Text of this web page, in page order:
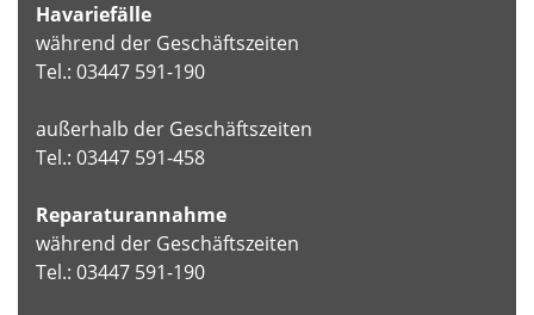
Havariefälle
während der Geschäftszeiten
Tel.: 03447 591-190
außerhalb der Geschäftszeiten
Tel.: 03447 591-458
Reparaturannahme
während der Geschäftszeiten
Tel.: 03447 591-190